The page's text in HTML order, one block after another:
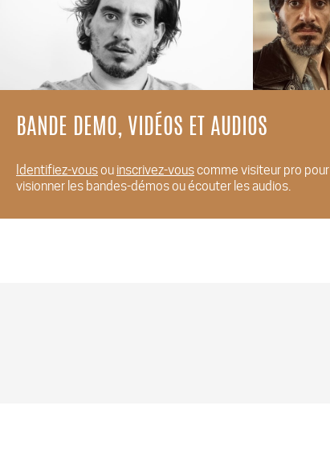
BANDE DEMO, VIDÉOS ET AUDIOS
Identifiez-vousou inscrivez-vouscomme visiteur pro pour
visionner les bandes-démos ou écouter les audios.